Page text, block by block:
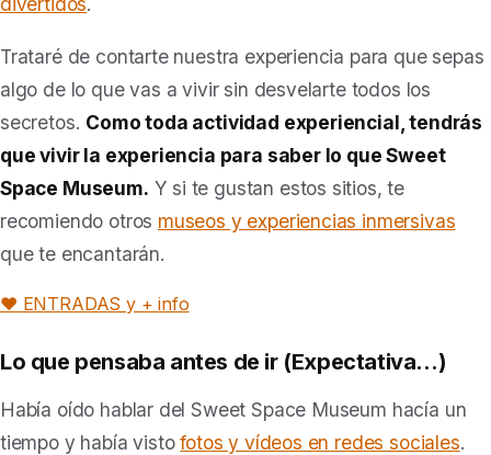
Trataré de contarte nuestra experiencia para que sepas
algo de lo que vas a vivir sin desvelarte todos los
secretos. Como toda actividad experiencial, tendrás
que vivir la experiencia para saber lo que Sweet
Space Museum. Y si te gustan estos sitios, te
recomiendo otros museos y experiencias inmersivas
que te encantarán.
❤️ ENTRADAS y + info
Lo que pensaba antes de ir (Expectativa…)
Había oído hablar del Sweet Space Museum hacía un
tiempo y había vistofotos y vídeos en redes sociales.